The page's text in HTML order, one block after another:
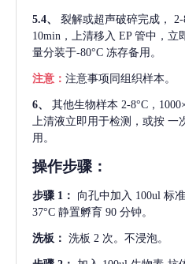
5.4、 裂解或超声破碎完成，
10min，上清移入 EP 管中，立
量分装于-80°C 冻存备用。
注意： 注意事项同组织样本。
6、 其他生物样本 2-8°C，
上清液立即用于检测，或按 一
用。
操作步骤：
步骤 1： 向孔中加入 100ul 标
37°C 静置孵育 90 分钟。
洗板： 洗板 2 次。不浸泡。